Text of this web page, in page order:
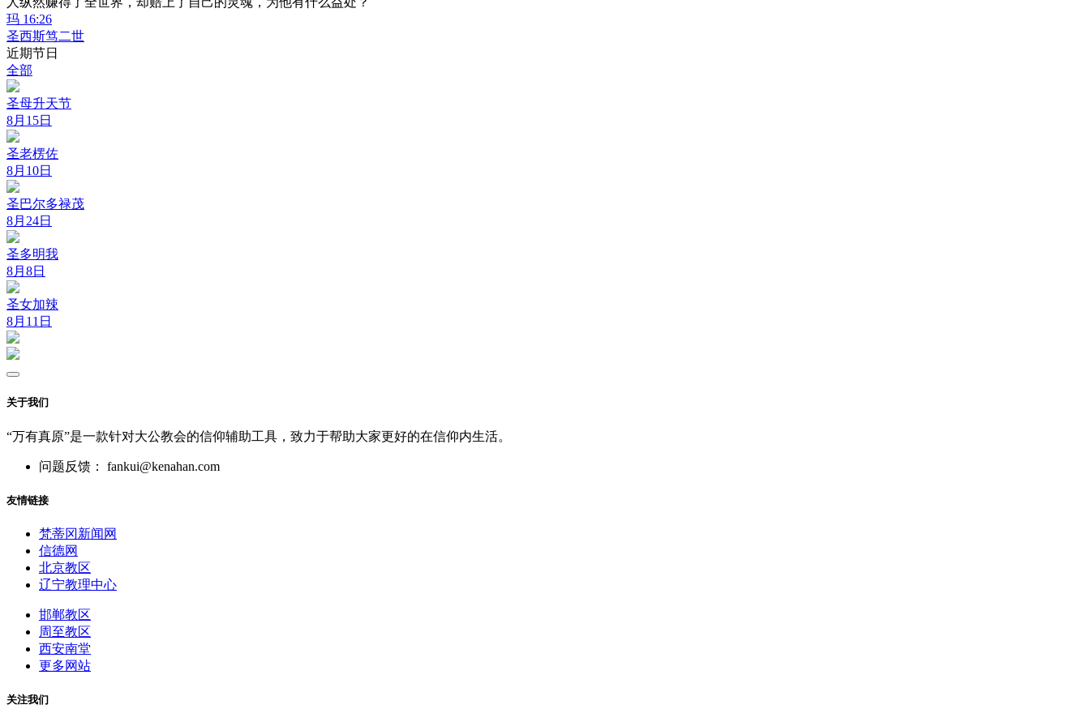
玛 16:26
圣西斯笃二世
近期节日
全部
圣母升天节
8月15日
圣老楞佐
8月10日
圣巴尔多禄茂
8月24日
圣多明我
8月8日
圣女加辣
8月11日
关于我们
“万有真原”是一款针对大公教会的信仰辅助工具，致力于帮助大家更好的在信仰内生活。
问题反馈： fankui@kenahan.com
友情链接
梵蒂冈新闻网
信德网
北京教区
辽宁教理中心
邯郸教区
周至教区
西安南堂
更多网站
关注我们